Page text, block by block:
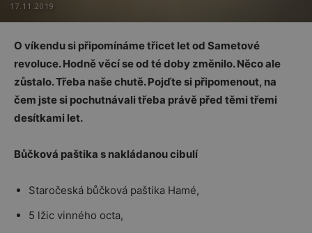
17.11.2019
O víkendu si připomínáme třicet let od Sametové
revoluce. Hodně věcí se od té doby změnilo. Něco ale
zůstalo. Třeba naše chutě. Pojďte si připomenout, na
čem jste si pochutnávali třeba právě před těmi třemi
desítkami let.
Bůčková paštika s nakládanou cibulí
Staročeská bůčková paštika Hamé,
5 lžic vinného octa,